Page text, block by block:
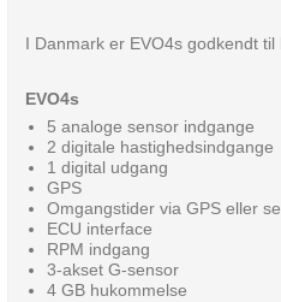
I Danmark er EVO4s godkendt
EVO4s
5 analoge sensor indgange
2 digitale hastighedsindgange
1 digital udgang
GPS
Omgangstider via GPS eller
ECU interface
RPM indgang
3-akset G-sensor
4 GB hukommelse